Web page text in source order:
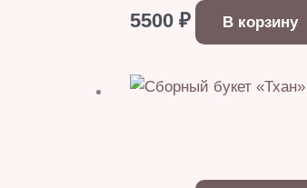
5500 ₽ В корзину